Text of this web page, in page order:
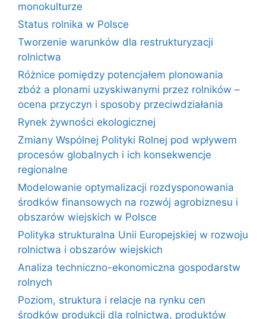
monokulturze
Status rolnika w Polsce
Tworzenie warunków dla restrukturyzacji
rolnictwa
Różnice pomiędzy potencjałem plonowania
zbóż a plonami uzyskiwanymi przez rolników –
ocena przyczyn i sposoby przeciwdziałania
Rynek żywności ekologicznej
Zmiany Wspólnej Polityki Rolnej pod wpływem
procesów globalnych i ich konsekwencje
regionalne
Modelowanie optymalizacji rozdysponowania
środków finansowych na rozwój agrobiznesu i
obszarów wiejskich w Polsce
Polityka strukturalna Unii Europejskiej w rozwoju
rolnictwa i obszarów wiejskich
Analiza techniczno-ekonomiczna gospodarstw
rolnych
Poziom, struktura i relacje na rynku cen
środków produkcji dla rolnictwa, produktów